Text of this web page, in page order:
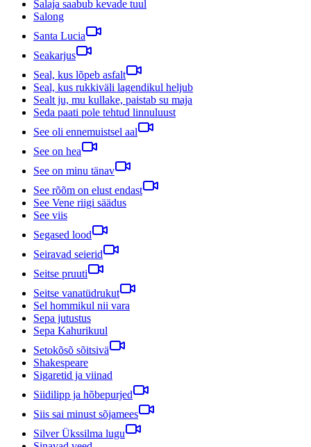
Salaja saabub kevade tuul
Salong
Santa Lucia
Seakarjus
Seal, kus lõpeb asfalt
Seal, kus rukkiväli lagendikul heljub
Sealt ju, mu kullake, paistab su maja
Seda paati pole tehtud linnuluust
See oli ennemuistsel aal
See on hea
See on minu tänav
See rõõm on elust endast
See Vene riigi säädus
See viis
Segased lood
Seiravad seierid
Seitse pruuti
Seitse vanatüdrukut
Sel hommikul nii vara
Sepa jutustus
Sepa Kahurikuul
Setokõsõ sõitsivä
Shakespeare
Sigaretid ja viinad
Siidilipp ja hõbepurjed
Siis sai minust sõjamees
Silver Ükssilma lugu